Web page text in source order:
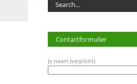
Contactformulier
Je naam (verplicht)